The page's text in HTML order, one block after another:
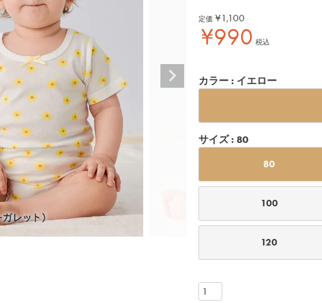
定価 ¥ 1,100
¥990 税込
カラー イエロー
サイズ 80
80
100
120